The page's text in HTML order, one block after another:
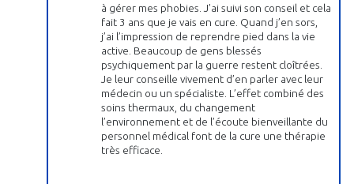
à gérer mes phobies. J’ai suivi son conseil et cela
fait 3 ans que je vais en cure. Quand j’en sors,
j’ai l’impression de reprendre pied dans la vie
active. Beaucoup de gens blessés
psychiquement par la guerre restent cloîtrées.
Je leur conseille vivement d’en parler avec leur
médecin ou un spécialiste. L’effet combiné des
soins thermaux, du changement
l’environnement et de l’écoute bienveillante du
personnel médical font de la cure une thérapie
très efficace.